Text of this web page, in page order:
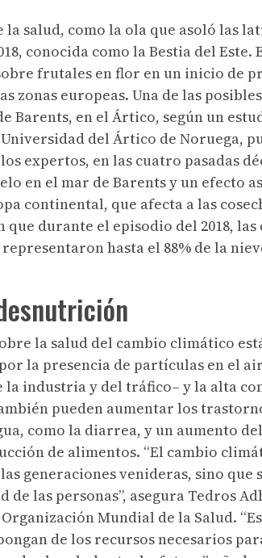
salud, como la ola que asoló las
conocida como la Bestia del Este.
frutales en flor en un inicio de
zonas europeas. Una de las
Barents, en el Ártico, según un
del Ártico de Noruega,
expertos, en las cuatro pasadas
en el mar de Barents y un efecto
continental, que afecta a las
durante el episodio del 2018,
hasta el 88% de la
la salud del cambio climático
la presencia de partículas en el
industria y del tráfico– y la alta
pueden aumentar los
como la diarrea, y un aumento
de alimentos. “El cambio
generaciones venideras, sino que
de las personas”, asegura Tedros
Mundial de la Salud.
de los recursos necesarios